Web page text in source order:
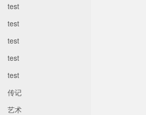
test
test
test
test
test
传记
艺术